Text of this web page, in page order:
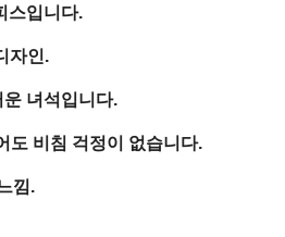
스입니다.
자인.
녀석입니다.
도 비침 걱정이 없습니다.
낌.